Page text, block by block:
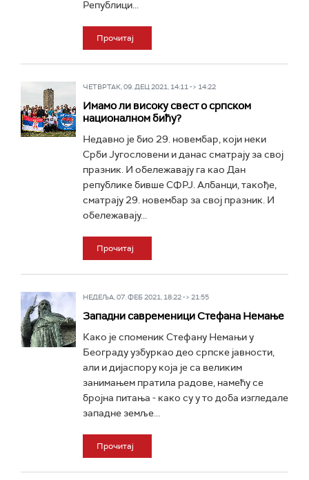
Републици...
Прочитај
ЧЕТВРТАК, 09. ДЕЦ 2021, 14:11 -> 14:22
Имамо ли високу свест о српском
националном бићу?
Недавно је био 29. новембар, који неки
Срби Југословени и данас сматрају за свој
празник. И обележавају га као Дан
републике бивше СФРЈ. Албанци, такође,
сматрају 29. новембар за свој празник. И
обележавају...
Прочитај
НЕДЕЉА, 07. ФЕБ 2021, 18:22 -> 21:55
Западни савременици Стефана Немање
Како је споменик Стефану Немањи у
Београду узбуркао део српске јавности,
али и дијаспору која је са великим
занимањем пратила радове, намећу се
бројна питања - како су у то доба изгледале
западне земље...
Прочитај